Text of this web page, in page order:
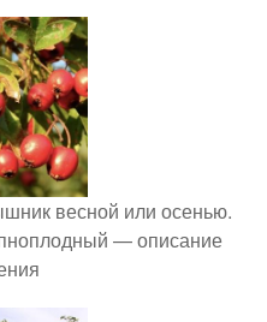
весной или осенью.
— описание